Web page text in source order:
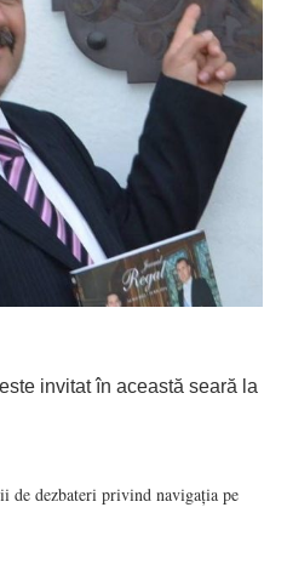
invitat în această seară la
de dezbateri privind navigația pe